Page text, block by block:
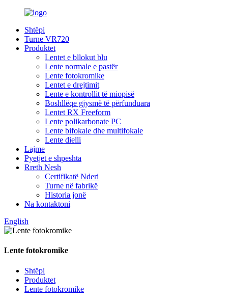
Shtëpi
Turne VR720
Produktet
Lentet e bllokut blu
Lente normale e pastër
Lente fotokromike
Lentet e drejtimit
Lente e kontrollit të miopisë
Boshllëqe gjysmë të përfunduara
Lentet RX Freeform
Lente polikarbonate PC
Lente bifokale dhe multifokale
Lente dielli
Lajme
Pyetjet e shpeshta
Rreth Nesh
Certifikatë Nderi
Turne në fabrikë
Historia jonë
Na kontaktoni
English
Lente fotokromike
Shtëpi
Produktet
Lente fotokromike